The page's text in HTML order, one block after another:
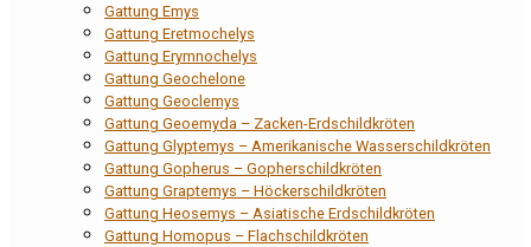
Gattung Emys
Gattung Eretmochelys
Gattung Erymnochelys
Gattung Geochelone
Gattung Geoclemys
Gattung Geoemyda – Zacken-Erdschildkröten
Gattung Glyptemys – Amerikanische Wasserschildkröten
Gattung Gopherus – Gopherschildkröten
Gattung Graptemys – Höckerschildkröten
Gattung Heosemys – Asiatische Erdschildkröten
Gattung Homopus – Flachschildkröten